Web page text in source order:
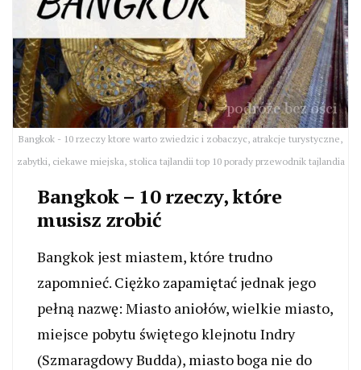
Bangkok - 10 rzeczy ktore warto zwiedzic i zobaczyc, atrakcje turystyczne,
zabytki, ciekawe miejska, stolica tajlandii top 10 porady przewodnik tajlandia
Bangkok – 10 rzeczy, które
musisz zrobić
Bangkok jest miastem, które trudno
zapomnieć. Ciężko zapamiętać jednak jego
pełną nazwę: Miasto aniołów, wielkie miasto,
miejsce pobytu świętego klejnotu Indry
(Szmaragdowy Budda), miasto boga nie do